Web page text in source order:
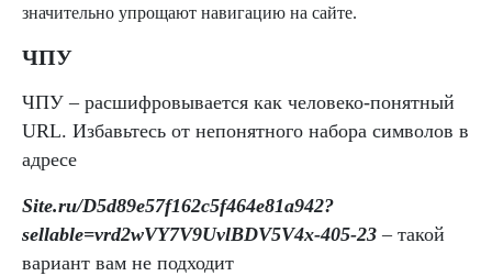
значительно упрощают навигацию на сайте.
ЧПУ
ЧПУ – расшифровывается как человеко-понятный
URL. Избавьтесь от непонятного набора символов в
адресе
Site.ru/D5d89e57f162c5f464e81a942?
sellable=vrd2wVY7V9UvlBDV5V4x-405-23 – такой
вариант вам не подходит